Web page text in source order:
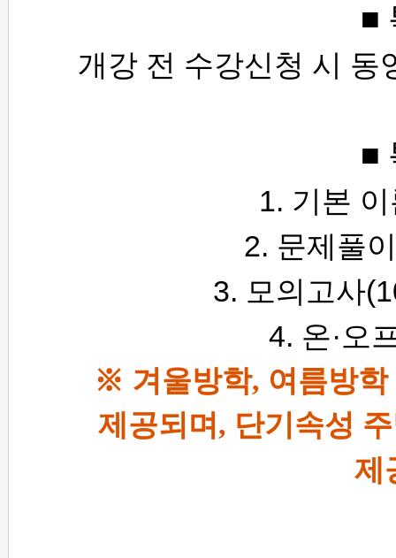
■
개강 전 수강신청 시 동
■
1. 기본
2. 문제풀
3. 모의고사
4. 온· 오
※ 겨울방학, 여름방학
제공되며, 단기속성
제